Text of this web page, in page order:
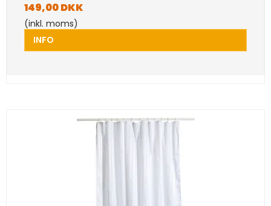
149,00 DKK
(inkl. moms)
INFO